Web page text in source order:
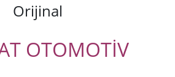
Orijinal
OTOMOTİV